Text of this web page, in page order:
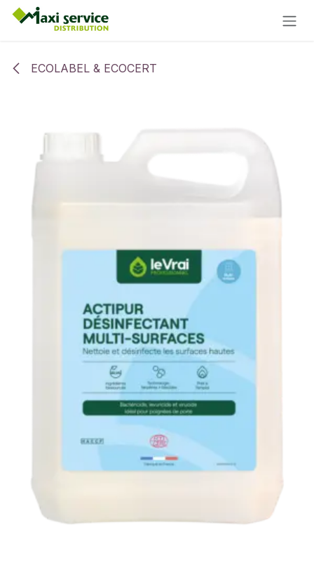
Se rendre au contenu
ECOLABEL & ECOCERT